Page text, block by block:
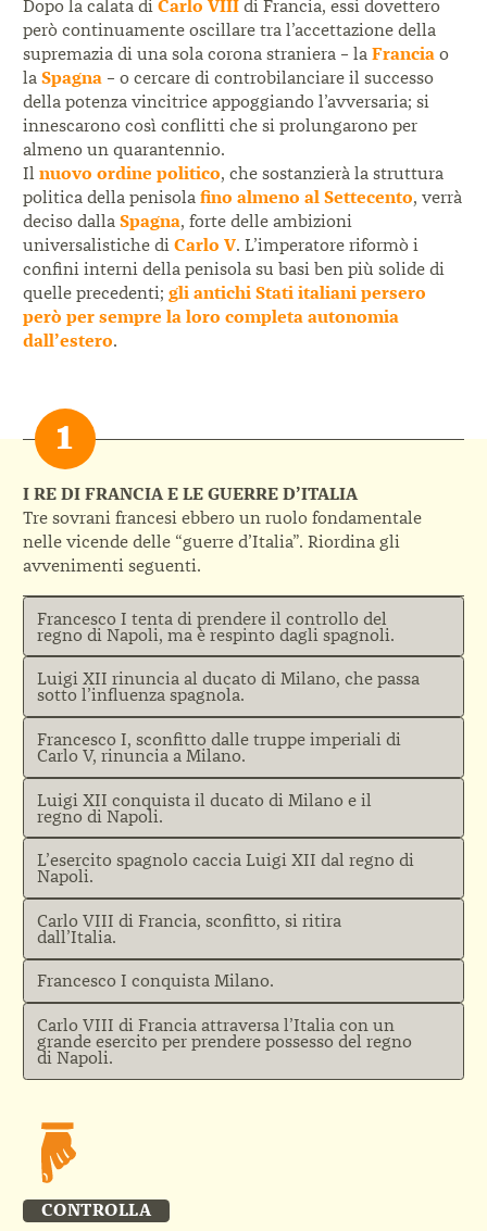
Dopo la calata di Carlo VIII di Francia, essi dovettero
però continuamente oscillare tra l’accettazione della
supremazia di una sola corona straniera – la Francia o
la Spagna – o cercare di controbilanciare il successo
della potenza vincitrice appoggiando l’avversaria; si
innescarono così conflitti che si prolungarono per
almeno un quarantennio.
Il nuovo ordine politico, che sostanzierà la struttura
politica della penisola fino almeno al Settecento, verrà
deciso dalla Spagna, forte delle ambizioni
universalistiche di Carlo V. L’imperatore riformò i
confini interni della penisola su basi ben più solide di
quelle precedenti; gli antichi Stati italiani persero
però per sempre la loro completa autonomia
dall’estero.
I RE DI FRANCIA E LE GUERRE D’ITALIA
Tre sovrani francesi ebbero un ruolo fondamentale
nelle vicende delle “guerre d’Italia”. Riordina gli
avvenimenti seguenti.
Francesco I tenta di prendere il controllo del
regno di Napoli, ma è respinto dagli spagnoli.
Luigi XII rinuncia al ducato di Milano, che passa
sotto l’influenza spagnola.
Francesco I, sconfitto dalle truppe imperiali di
Carlo V, rinuncia a Milano.
Luigi XII conquista il ducato di Milano e il
regno di Napoli.
L’esercito spagnolo caccia Luigi XII dal regno di
Napoli.
Carlo VIII di Francia, sconfitto, si ritira
dall’Italia.
Francesco I conquista Milano.
Carlo VIII di Francia attraversa l’Italia con un
grande esercito per prendere possesso del regno
di Napoli.
CONTROLLA